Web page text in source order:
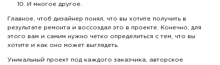
И многое другое.
Главное, чтоб дизайнер понял, что вы хотите получить в
результате ремонта и воссоздал это в проекте. Конечно, для
этого вам и самим нужно четко определиться с тем, что вы
хотите и как оно может выглядеть.
Уникальный проект под каждого заказчика, авторское